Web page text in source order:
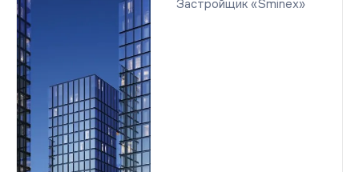
Застройщик «Sminex»